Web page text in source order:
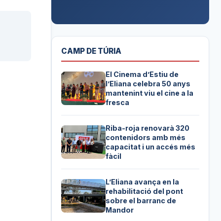
CAMP DE TÚRIA
El Cinema d’Estiu de
l’Eliana celebra 50 anys
mantenint viu el cine a la
fresca
Riba-roja renovarà 320
contenidors amb més
capacitat i un accés més
fàcil
L’Eliana avança en la
rehabilitació del pont
sobre el barranc de
Mandor